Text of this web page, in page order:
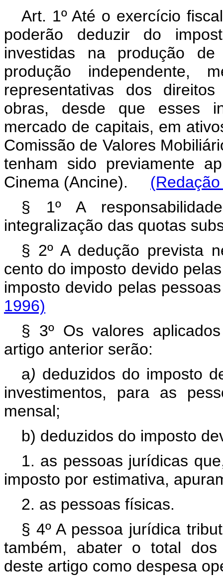
Art. 1º Até o exercício
poderão deduzir do
investidas na produção
produção independente,
representativas dos
obras, desde que esses
mercado de capitais, em
Comissão de Valores
tenham sido previamente
Cinema (Ancine).
§ 1º A
integralização das quotas
§ 2º A dedução prevista
cento do imposto devido
imposto devido pelas
1996)
§ 3º Os valores
artigo anterior serão:
a) deduzidos do imposto
investimentos, para as
mensal;
b) deduzidos do imposto
1. as pessoas jurídicas
imposto por estimativa,
2. as pessoas físicas.
§ 4º A pessoa jurídica
também, abater o total dos
deste artigo como despesa